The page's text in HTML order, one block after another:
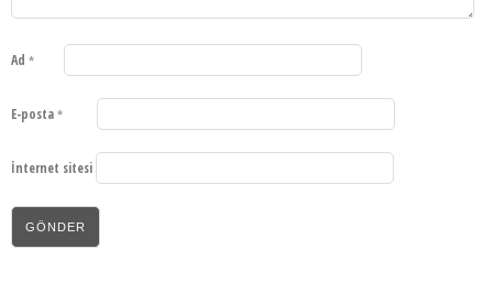
Ad *
E-posta *
İnternet sitesi